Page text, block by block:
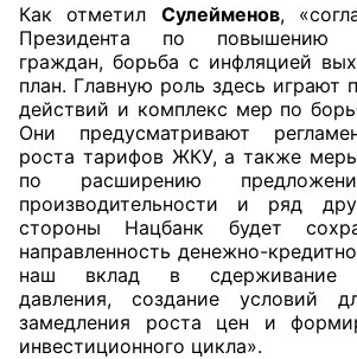
Как отметил Сулейменов,
Президента по повышению
граждан, борьба с инфляцией
план. Главную роль здесь играют
действий и комплекс мер по
Они предусматривают
роста тарифов ЖКУ, а также
по расширению
производительности и ряд
стороны Нацбанк будет
направленность денежно-
наш вклад в сдерживание
давления, создание условий
замедления роста цен и
инвестиционного цикла».